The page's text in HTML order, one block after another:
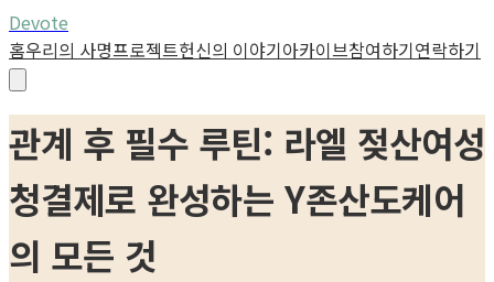
Devote
홈우리의 사명프로젝트헌신의 이야기아카이브참여하기연락하기
관계 후 필수 루틴: 라엘 젖산여성
청결제로 완성하는 Y존산도케어
의 모든 것